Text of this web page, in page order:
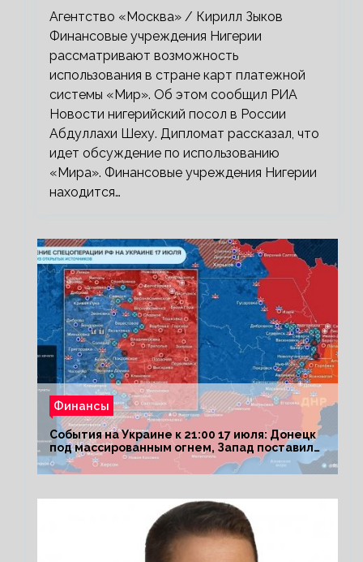
«Мир»
Агентство «Москва» / Кирилл Зыков
Финансовые учреждения Нигерии
рассматривают возможность
использования в стране карт платежной
системы «Мир». Об этом сообщил РИА
Новости нигерийский посол в России
Абдуллахи Шеху. Дипломат рассказал, что
идет обсуждение по использованию
«Мира». Финансовые учреждения Нигерии
находится…
Финансы
События на Украине к 21:00 17 июля: Донецк
под массированным огнем, Запад поставил
Киеву ультиматум